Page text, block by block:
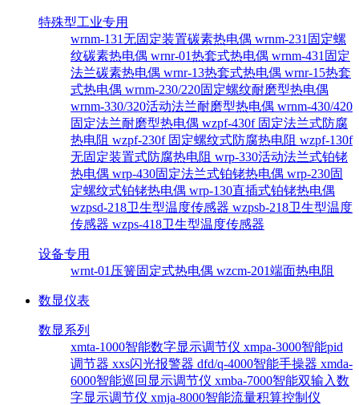
特殊型工业专用
wrnm-131无固定装置碳素热电偶 wrnm-231固定螺
纹碳素热电偶 wrnr-01热套式热电偶 wrnm-431固定
法兰碳素热电偶 wrnr-13热套式热电偶 wrnr-15热套
式热电偶 wrnm-230/220固定螺纹耐磨型热电偶
wrnm-330/320活动法兰耐磨型热电偶 wrnm-430/420
固定法兰耐磨型热电偶 wzpf-430f 固定法兰式防腐
热电阻 wzpf-230f 固定螺纹式防腐热电阻 wzpf-130f
无固定装置式防腐热电阻 wrp-330活动法兰式铂铑
热电偶 wrp-430固定法兰式铂铑热电偶 wrp-230固
定螺纹式铂铑热电偶 wrp-130直插式铂铑热电偶
wzpsd-218卫生型温度传感器 wzpsb-218卫生型温度
传感器 wzps-418卫生型温度传感器
设备专用
wrnt-01压簧固定式热电偶 wzcm-201端面热电阻
数显仪表
数显系列
xmta-1000智能数字显示调节仪 xmpa-3000智能pid
调节器 xxs闪光报警器 dfd/q-4000智能手操器 xmda-
6000智能巡回显示调节仪 xmba-7000智能双输入数
字显示调节仪 xmja-8000智能流量积算控制仪